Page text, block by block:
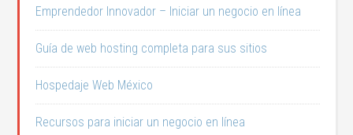
Emprendedor Innovador – Iniciar un negocio en línea
Guía de web hosting completa para sus sitios
Hospedaje Web México
Recursos para iniciar un negocio en línea